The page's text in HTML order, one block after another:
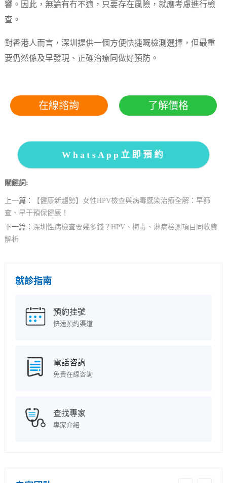
響。因此，無論有冇不適，只要存在風險，就應考慮進行檢
查。
對香港人而言，深圳提供一個方便快捷嘅檢測選擇，但最重
要仍然係及早發現、正確治療同做好預防。
在線諮詢 了解價格
WhatsApp立即預約
關鍵詞:
上一篇：
【健康新趨勢】女性HPV檢查與病毒感染治療全解：早篩
查、早干預保健康！
下一篇： 深圳性病檢查要幾多錢？HPV、梅毒、淋病檢測項目同收費
解析
就診指南
預約挂號
快速預約渠道
電話咨詢
免費在線咨詢
查找專家
專家介紹